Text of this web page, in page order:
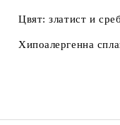
Цвят: златист и
Хипоалергенна